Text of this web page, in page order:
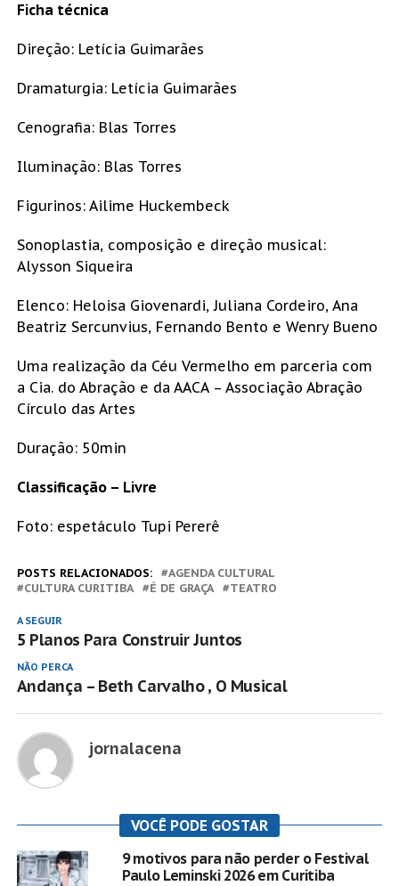
Ficha técnica
Direção: Letícia Guimarães
Dramaturgia: Letícia Guimarães
Cenografia: Blas Torres
Iluminação: Blas Torres
Figurinos: Ailime Huckembeck
Sonoplastia, composição e direção musical:
Alysson Siqueira
Elenco: Heloisa Giovenardi, Juliana Cordeiro, Ana
Beatriz Sercunvius, Fernando Bento e Wenry Bueno
Uma realização da Céu Vermelho em parceria com
a Cia. do Abração e da AACA – Associação Abração
Círculo das Artes
Duração: 50min
Classificação – Livre
Foto: espetáculo Tupi Pererê
POSTS RELACIONADOS:
AGENDA CULTURAL
CULTURA CURITIBA
É DE GRAÇA TEATRO
A SEGUIR
5 Planos Para Construir Juntos
NÃO PERCA
Andança – Beth Carvalho , O Musical
jornalacena
VOCÊ PODE GOSTAR
9 motivos para não perder o Festival
Paulo Leminski 2026 em Curitiba